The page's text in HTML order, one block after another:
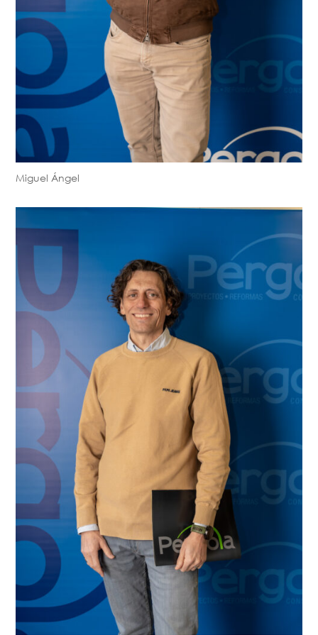
Miguel Ángel